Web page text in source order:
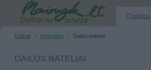
Daiktai
Daiktai Moteriška Dailūs bateliai
DAILŪS BATELIAI